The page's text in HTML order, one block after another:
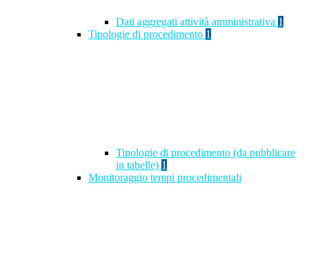
Dati aggregati attività amministrativa 1
Tipologie di procedimento 1
Tipologie di procedimento (da pubblicare
in tabelle) 1
Monitoraggio tempi procedimentali